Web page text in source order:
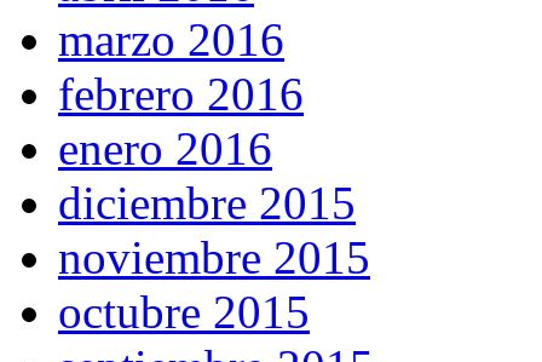
marzo 2016
febrero 2016
enero 2016
diciembre 2015
noviembre 2015
octubre 2015